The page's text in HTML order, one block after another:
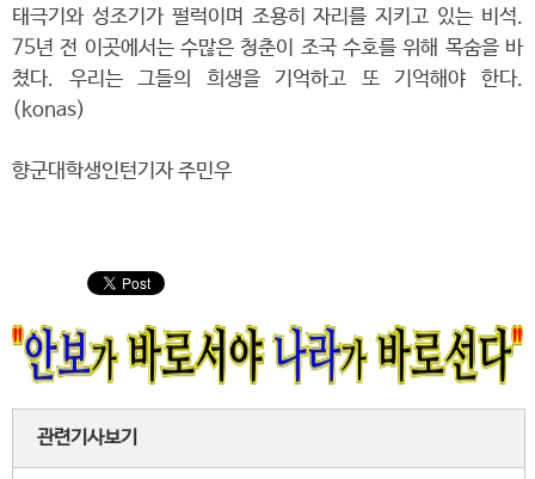
태극기와 성조기가 펄럭이며 조용히 자리를 지키고 있는 비석.
75년 전 이곳에서는 수많은 청춘이 조국 수호를 위해 목숨을 바
쳤다. 우리는 그들의 희생을 기억하고 또 기억해야 한다.
(konas)
향군대학생인턴기자 주민우
관련기사보기